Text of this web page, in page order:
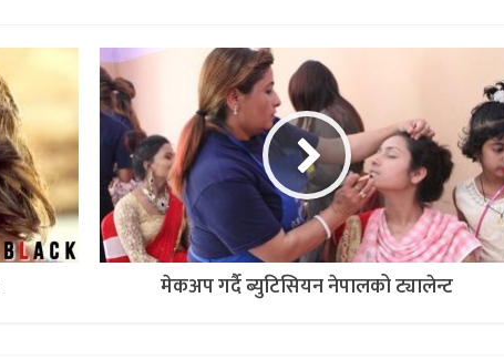
मेकअप गर्दै ब्युटिसियन नेपालको ट्यालेन्ट